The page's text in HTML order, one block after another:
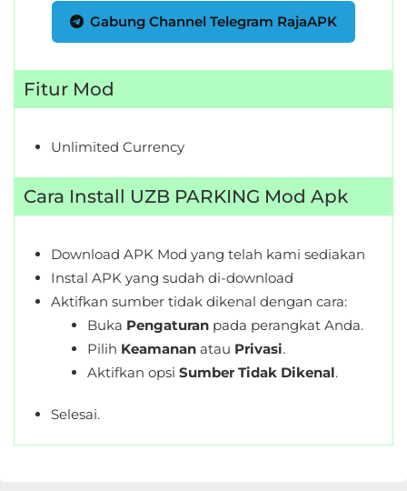
Gabung Channel Telegram RajaAPK
Fitur Mod
Unlimited Currency
Cara Install UZB PARKING Mod Apk
Download APK Mod yang telah kami sediakan
Instal APK yang sudah di-download
Aktifkan sumber tidak dikenal dengan cara:
Buka Pengaturan pada perangkat Anda.
Pilih Keamanan atau Privasi.
Aktifkan opsi Sumber Tidak Dikenal.
Selesai.